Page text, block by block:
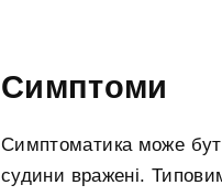
Симптоми
Симптоматика може
судини вражені.